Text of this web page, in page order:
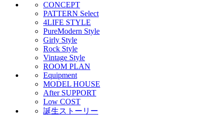
CONCEPT
PATTERN Select
4LIFE STYLE
PureModern Style
Girly Style
Rock Style
Vintage Style
ROOM PLAN
Equipment
MODEL HOUSE
After SUPPORT
Low COST
誕生ストーリー